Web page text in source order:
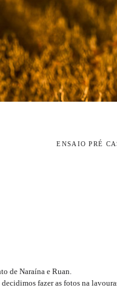
ENSAIO PRÉ
de Naraína e Ruan.
fazer as fotos na